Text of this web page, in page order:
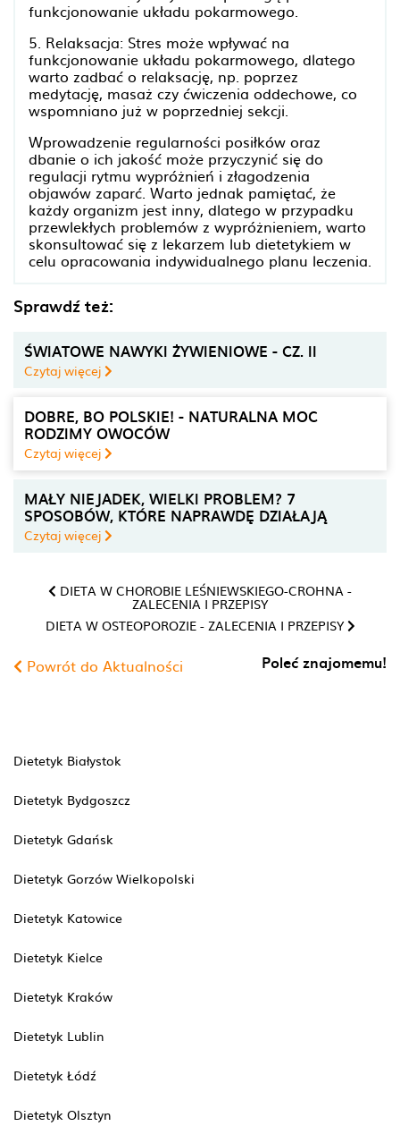
funkcjonowanie układu pokarmowego.
5. Relaksacja: Stres może wpływać na
funkcjonowanie układu pokarmowego, dlatego
warto zadbać o relaksację, np. poprzez
medytację, masaż czy ćwiczenia oddechowe, co
wspomniano już w poprzedniej sekcji.
Wprowadzenie regularności posiłków oraz
dbanie o ich jakość może przyczynić się do
regulacji rytmu wypróżnień i złagodzenia
objawów zaparć. Warto jednak pamiętać, że
każdy organizm jest inny, dlatego w przypadku
przewlekłych problemów z wypróżnieniem, warto
skonsultować się z lekarzem lub dietetykiem w
celu opracowania indywidualnego planu leczenia.
Sprawdź też:
ŚWIATOWE NAWYKI ŻYWIENIOWE - CZ. II
Czytaj więcej
DOBRE, BO POLSKIE! - NATURALNA MOC
RODZIMY OWOCÓW
Czytaj więcej
MAŁY NIEJADEK, WIELKI PROBLEM? 7
SPOSOBÓW, KTÓRE NAPRAWDĘ DZIAŁAJĄ
Czytaj więcej
DIETA W CHOROBIE LEŚNIEWSKIEGO-CROHNA -
ZALECENIA I PRZEPISY
DIETA W OSTEOPOROZIE - ZALECENIA I PRZEPISY
Powrót do Aktualności Poleć znajomemu!
Dietetyk Białystok
Dietetyk Bydgoszcz
Dietetyk Gdańsk
Dietetyk Gorzów Wielkopolski
Dietetyk Katowice
Dietetyk Kielce
Dietetyk Kraków
Dietetyk Lublin
Dietetyk Łódź
Dietetyk Olsztyn